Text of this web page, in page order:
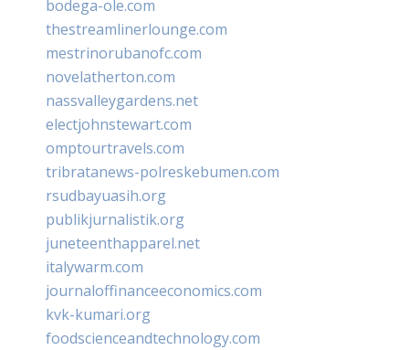
bodega-ole.com
thestreamlinerlounge.com
mestrinorubanofc.com
novelatherton.com
nassvalleygardens.net
electjohnstewart.com
omptourtravels.com
tribratanews-polreskebumen.com
rsudbayuasih.org
publikjurnalistik.org
juneteenthapparel.net
italywarm.com
journaloffinanceeconomics.com
kvk-kumari.org
foodscienceandtechnology.com